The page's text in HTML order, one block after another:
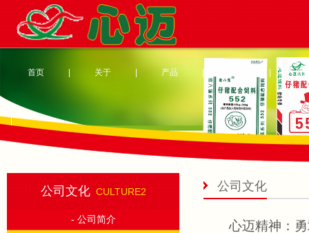
首页 关于 产品 新
|
公司文化 CULTURE2
- 公司简介
公司文化
心迈精神：勇